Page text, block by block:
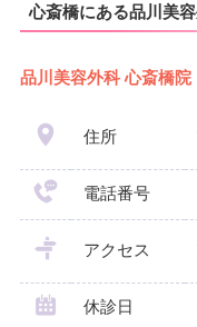
心斎橋にある品川美
品川美容外科 心斎橋院
住所
電話番号
アクセス
休診日